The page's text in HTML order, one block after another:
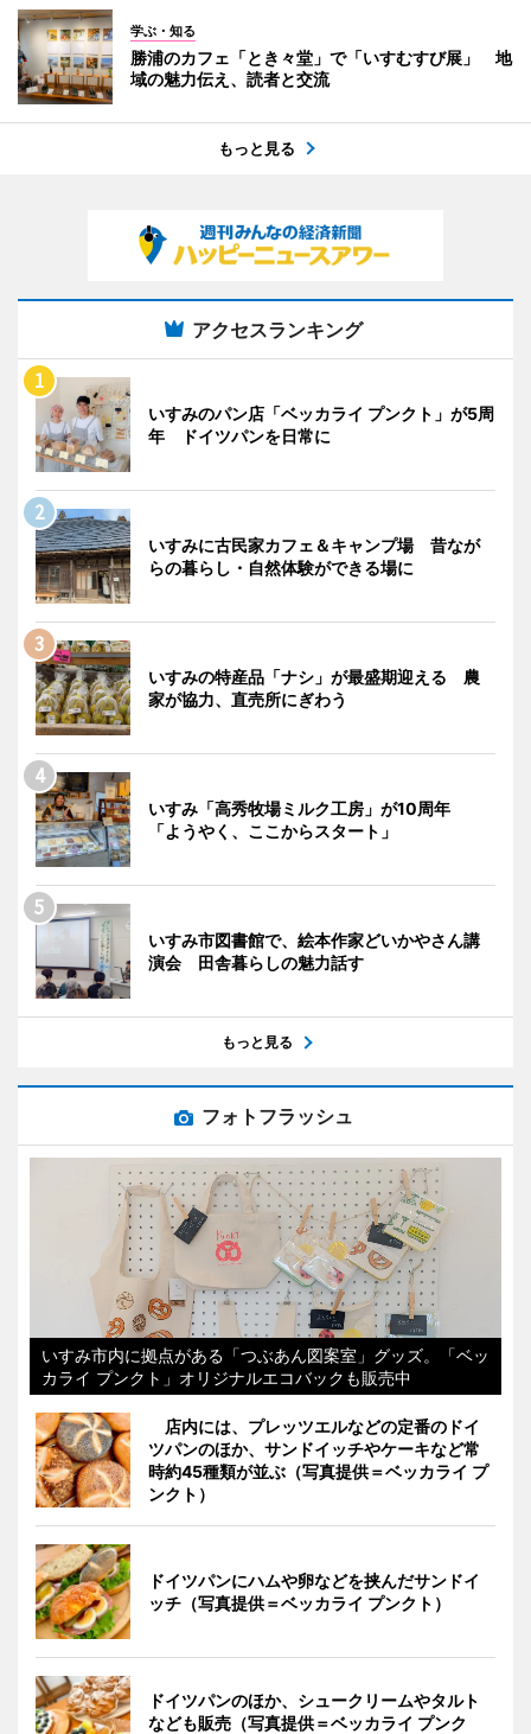
学ぶ・知る
勝浦のカフェ「とき々堂」で「いすむすび展」 地
域の魅力伝え、読者と交流
もっと見る
アクセスランキング
いすみのパン店「ベッカライ プンクト」が5周
年 ドイツパンを日常に
いすみに古民家カフェ＆キャンプ場 昔なが
らの暮らし・自然体験ができる場に
いすみの特産品「ナシ」が最盛期迎える 農
家が協力、直売所にぎわう
いすみ「高秀牧場ミルク工房」が10周年
「ようやく、ここからスタート」
いすみ市図書館で、絵本作家どいかやさん講
演会 田舎暮らしの魅力話す
もっと見る
フォトフラッシュ
いすみ市内に拠点がある「つぶあん図案室」グッズ。「ベッ
カライ プンクト」オリジナルエコバックも販売中
店内には、プレッツエルなどの定番のドイ
ツパンのほか、サンドイッチやケーキなど常
時約45種類が並ぶ（写真提供＝ベッカライ プ
ンクト）
ドイツパンにハムや卵などを挟んだサンドイ
ッチ（写真提供＝ベッカライ プンクト）
ドイツパンのほか、シュークリームやタルト
なども販売（写真提供＝ベッカライ プンク